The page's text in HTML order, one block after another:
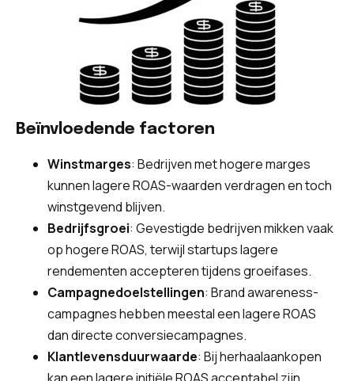
Beïnvloedende factoren
Winstmarges: Bedrijven met hogere marges
kunnen lagere ROAS-waarden verdragen en toch
winstgevend blijven.
Bedrijfsgroei: Gevestigde bedrijven mikken vaak
op hogere ROAS, terwijl startups lagere
rendementen accepteren tijdens groeifases.
Campagnedoelstellingen: Brand awareness-
campagnes hebben meestal een lagere ROAS
dan directe conversiecampagnes.
Klantlevensduurwaarde: Bij herhaalaankopen
kan een lagere initiële ROAS acceptabel zijn.